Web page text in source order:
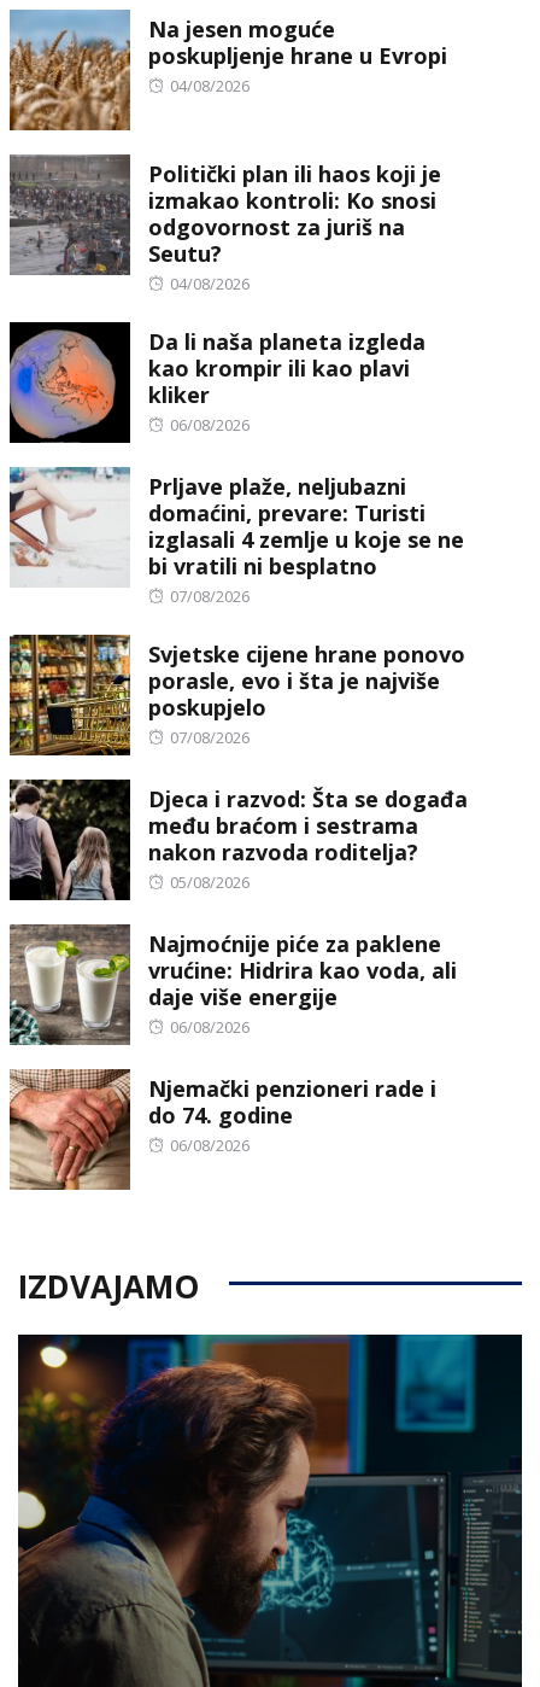
Na jesen moguće
poskupljenje hrane u Evropi
Posted
04/08/2026
Politički plan ili haos koji je
izmakao kontroli: Ko snosi
odgovornost za juriš na
Seutu?
Posted
04/08/2026
Da li naša planeta izgleda
kao krompir ili kao plavi
kliker
Posted
06/08/2026
Prljave plaže, neljubazni
domaćini, prevare: Turisti
izglasali 4 zemlje u koje se ne
bi vratili ni besplatno
Posted
07/08/2026
Svjetske cijene hrane ponovo
porasle, evo i šta je najviše
poskupjelo
Posted
07/08/2026
Djeca i razvod: Šta se događa
među braćom i sestrama
nakon razvoda roditelja?
Posted
05/08/2026
Najmoćnije piće za paklene
vrućine: Hidrira kao voda, ali
daje više energije
Posted
06/08/2026
Njemački penzioneri rade i
do 74. godine
Posted
06/08/2026
IZDVAJAMO